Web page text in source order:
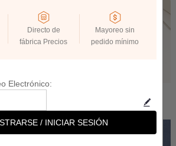
Directo de
fábrica Precios
Mayoreo sin
pedido mínimo
Electrónico:
/ INICIAR SESIÓN